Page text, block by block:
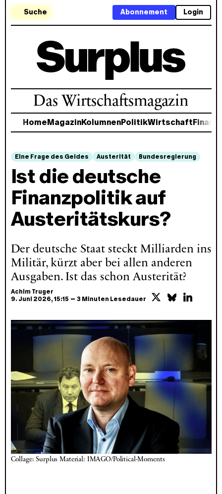
Suche Login
Abonnement
Das Wirtschaftsmagazin
Home MagazinKolumnenPolitikWirtschaft
Eine Frage des Geldes Austerität Bundesregierung
Ist die deutsche
Finanzpolitik auf
Austeritätskurs?
Der deutsche Staat steckt Milliarden ins
Militär, kürzt aber bei allen anderen
Ausgaben. Ist das schon Austerität?
Achim Truger
9. Juni 2026, 15:15 – 3 Minuten Lesedauer
Collage: Surplus Material: IMAGO/Political-Moments